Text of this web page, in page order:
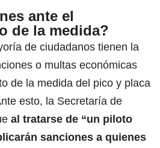
ante el
de la medida?
de ciudadanos tienen la
o multas económicas
de la medida del pico y placa
esto, la Secretaría de
al tratarse de “un piloto
sanciones a quienes